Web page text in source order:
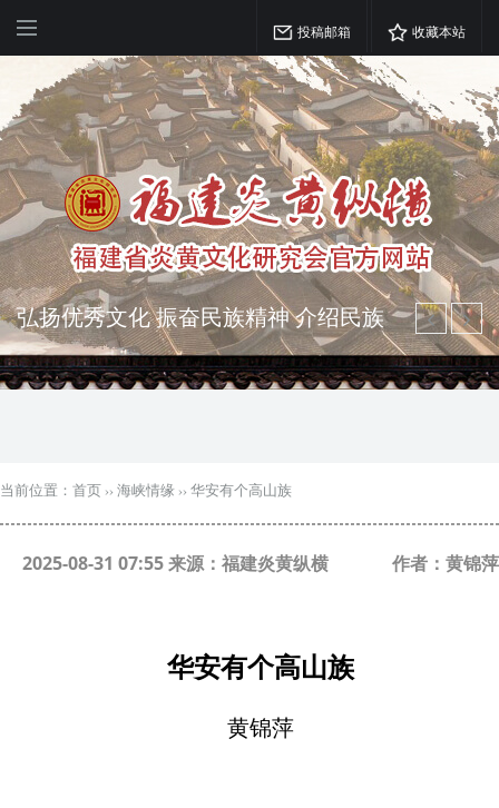
投稿邮箱 收藏本站
弘扬优秀文化 振奋民族精神 介绍民族
瑰宝 宣传中华精英
突出海西特色 报道台港澳侨 坚持古为
当前位置： 首页 ›› 海峡情缘 ›› 华安有个高山族
2025-08-31 07:55 来源：福建炎黄纵横 作者：黄锦萍
华安有个高山族
黄锦萍